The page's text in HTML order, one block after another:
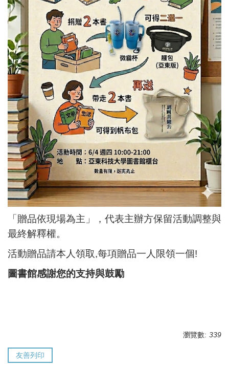
「贈品依現場為主」，代表主辦方保留活動調整與
最終解釋權。
活動贈品請本人領取,每項贈品一人限領一個!
圖書館感謝您的支持與鼓勵
瀏覽數: 339
友善列印